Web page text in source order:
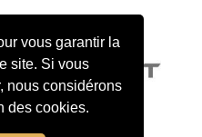
vous garantir la
site. Si vous
nous considérons
des cookies.